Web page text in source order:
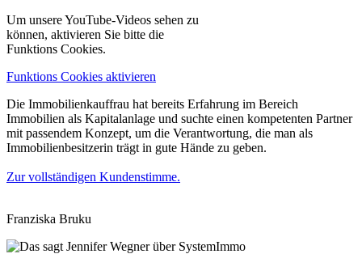
Um unsere YouTube-Videos sehen zu
können, aktivieren Sie bitte die
Funktions Cookies.
Funktions Cookies aktivieren
Die Immobilienkauffrau hat bereits Erfahrung im Bereich
Immobilien als Kapitalanlage und suchte einen kompetenten Partner
mit passendem Konzept, um die Verantwortung, die man als
Immobilienbesitzerin trägt in gute Hände zu geben.
Zur vollständigen Kundenstimme.
Franziska Bruku